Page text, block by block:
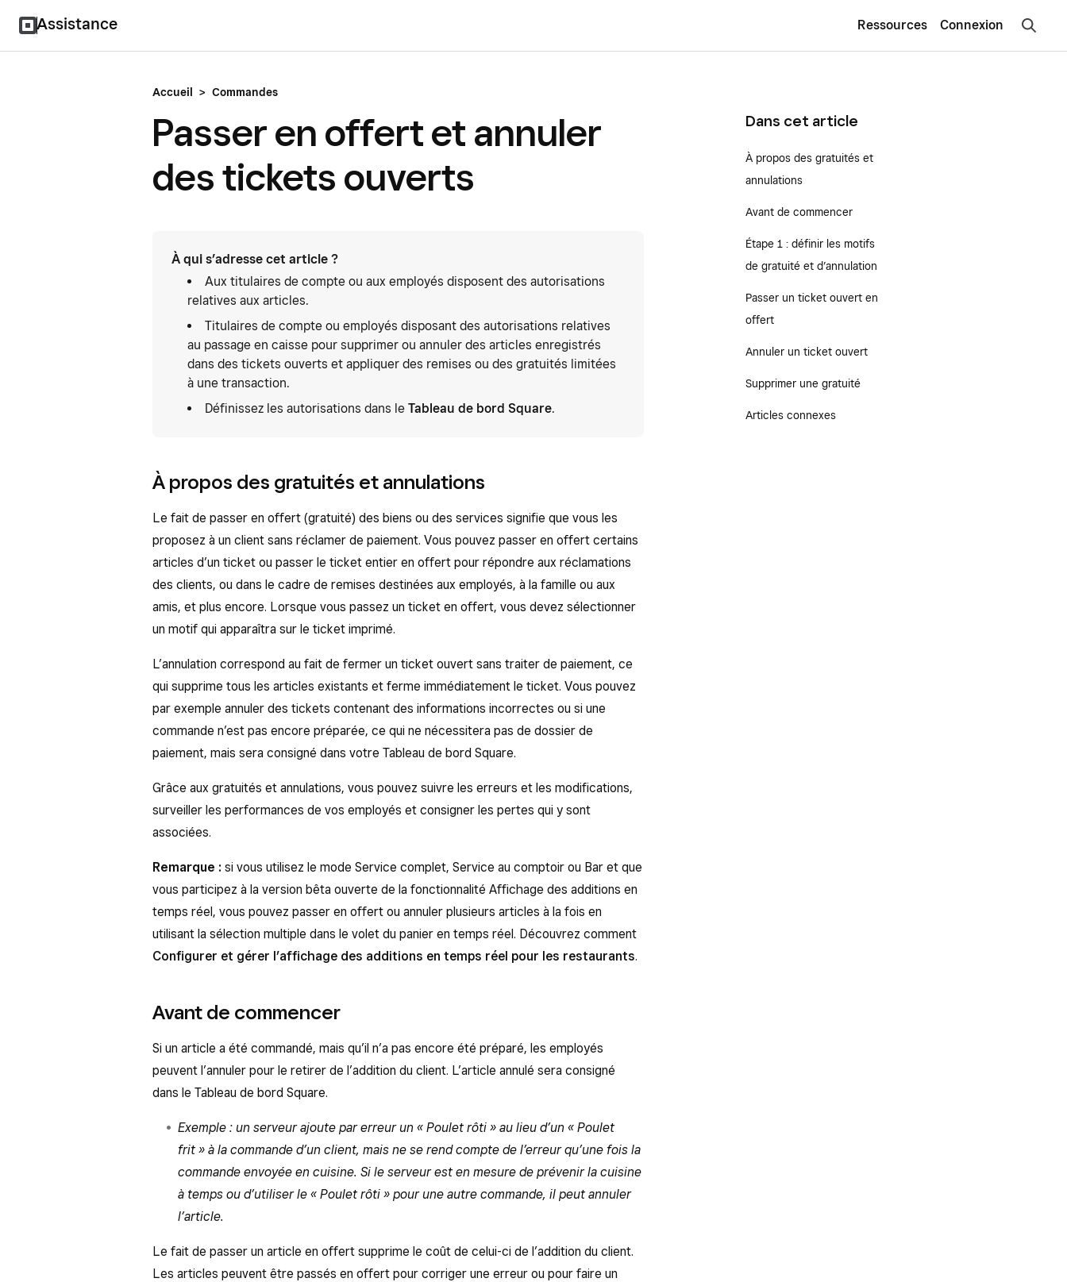
Assistance Ressources Connexion
Accueil > Commandes
Passer en offert et annuler
des tickets ouverts
À qui s’adresse cet article ?
Aux titulaires de compte ou aux employés disposent des autorisations
relatives aux articles.
Titulaires de compte ou employés disposant des autorisations relatives
au passage en caisse pour supprimer ou annuler des articles enregistrés
dans des tickets ouverts et appliquer des remises ou des gratuités limitées
à une transaction.
Définissez les autorisations dans le Tableau de bord Square.
À propos des gratuités et annulations
Le fait de passer en offert (gratuité) des biens ou des services signifie que vous les
proposez à un client sans réclamer de paiement. Vous pouvez passer en offert certains
articles d’un ticket ou passer le ticket entier en offert pour répondre aux réclamations
des clients, ou dans le cadre de remises destinées aux employés, à la famille ou aux
amis, et plus encore. Lorsque vous passez un ticket en offert, vous devez sélectionner
un motif qui apparaîtra sur le ticket imprimé.
L’annulation correspond au fait de fermer un ticket ouvert sans traiter de paiement, ce
qui supprime tous les articles existants et ferme immédiatement le ticket. Vous pouvez
par exemple annuler des tickets contenant des informations incorrectes ou si une
commande n’est pas encore préparée, ce qui ne nécessitera pas de dossier de
paiement, mais sera consigné dans votre Tableau de bord Square.
Grâce aux gratuités et annulations, vous pouvez suivre les erreurs et les modifications,
surveiller les performances de vos employés et consigner les pertes qui y sont
associées.
Remarque : si vous utilisez le mode Service complet, Service au comptoir ou Bar et que
vous participez à la version bêta ouverte de la fonctionnalité Affichage des additions en
temps réel, vous pouvez passer en offert ou annuler plusieurs articles à la fois en
utilisant la sélection multiple dans le volet du panier en temps réel. Découvrez comment
Configurer et gérer l’affichage des additions en temps réel pour les restaurants.
Avant de commencer
Si un article a été commandé, mais qu’il n’a pas encore été préparé, les employés
peuvent l’annuler pour le retirer de l’addition du client. L’article annulé sera consigné
dans le Tableau de bord Square.
Exemple : un serveur ajoute par erreur un « Poulet rôti » au lieu d’un « Poulet
frit » à la commande d’un client, mais ne se rend compte de l’erreur qu’une fois la
commande envoyée en cuisine. Si le serveur est en mesure de prévenir la cuisine
à temps ou d’utiliser le « Poulet rôti » pour une autre commande, il peut annuler
l’article.
Le fait de passer un article en offert supprime le coût de celui-ci de l’addition du client.
Les articles peuvent être passés en offert pour corriger une erreur ou pour faire un
Dans cet article
À propos des gratuités et
annulations
Avant de commencer
Étape 1 : définir les motifs
de gratuité et d’annulation
Passer un ticket ouvert en
offert
Annuler un ticket ouvert
Supprimer une gratuité
Articles connexes